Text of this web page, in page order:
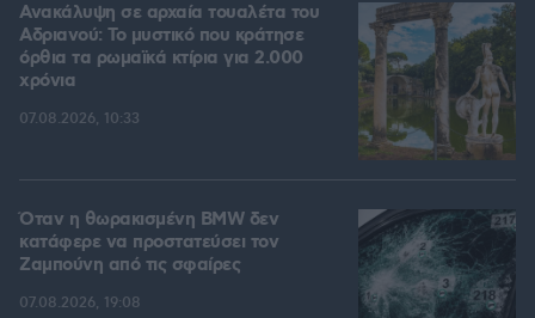
Ανακάλυψη σε αρχαία τουαλέτα του
Αδριανού: Το μυστικό που κράτησε
όρθια τα ρωμαϊκά κτίρια για 2.000
χρόνια
07.08.2026, 10:33
Όταν η θωρακισμένη BMW δεν
κατάφερε να προστατεύσει τον
Ζαμπούνη από τις σφαίρες
07.08.2026, 19:08